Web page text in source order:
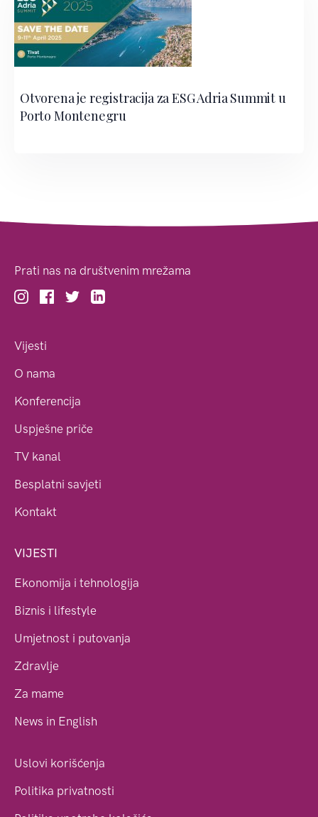
Otvorena je registracija za ESG Adria Summit u
Porto Montenegru
Prati nas na društvenim mrežama
Vijesti
O nama
Konferencija
Uspješne priče
TV kanal
Besplatni savjeti
Kontakt
VIJESTI
Ekonomija i tehnologija
Biznis i lifestyle
Umjetnost i putovanja
Zdravlje
Za mame
News in English
Uslovi korišćenja
Politika privatnosti